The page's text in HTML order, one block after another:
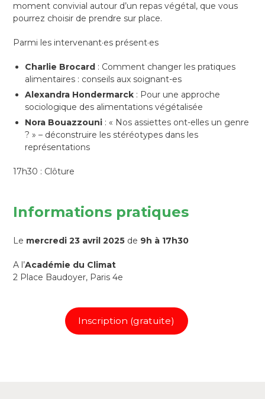
moment convivial autour d’un repas végétal, que vous
pourrez choisir de prendre sur place.
Parmi les intervenant·es présent·es
Charlie Brocard : Comment changer les pratiques
alimentaires : conseils aux soignant-es
Alexandra Hondermarck : Pour une approche
sociologique des alimentations végétalisée
Nora Bouazzouni : « Nos assiettes ont-elles un genre
? » – déconstruire les stéréotypes dans les
représentations
17h30 : Clôture
Informations pratiques
Le mercredi 23 avril 2025 de 9h à 17h30
A l’Académie du Climat
2 Place Baudoyer, Paris 4e
Inscription (gratuite)